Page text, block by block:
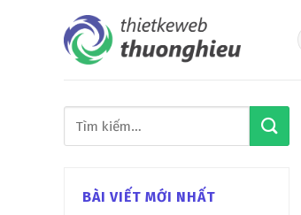
BÀI VIẾT MỚI NHẤT